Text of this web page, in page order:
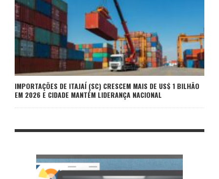
IMPORTAÇÕES DE ITAJAÍ (SC) CRESCEM MAIS DE US$ 1 BILHÃO
EM 2026 E CIDADE MANTÉM LIDERANÇA NACIONAL